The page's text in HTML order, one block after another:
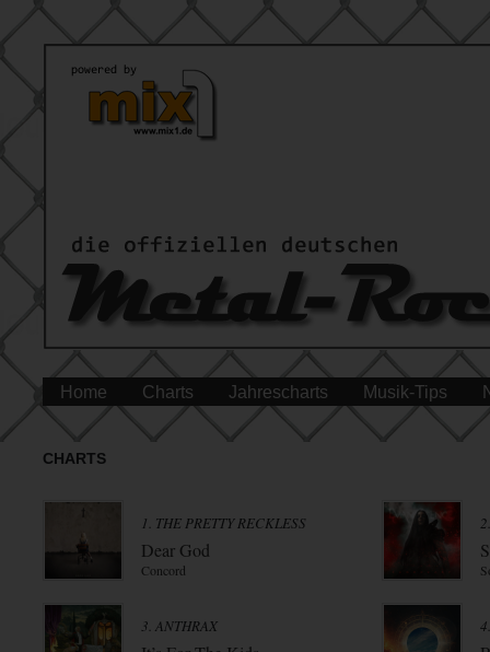
Home Charts Jahrescharts Musik-Tips
CHARTS
1. THE PRETTY RECKLESS
Dear God
Concord
3. ANTHRAX